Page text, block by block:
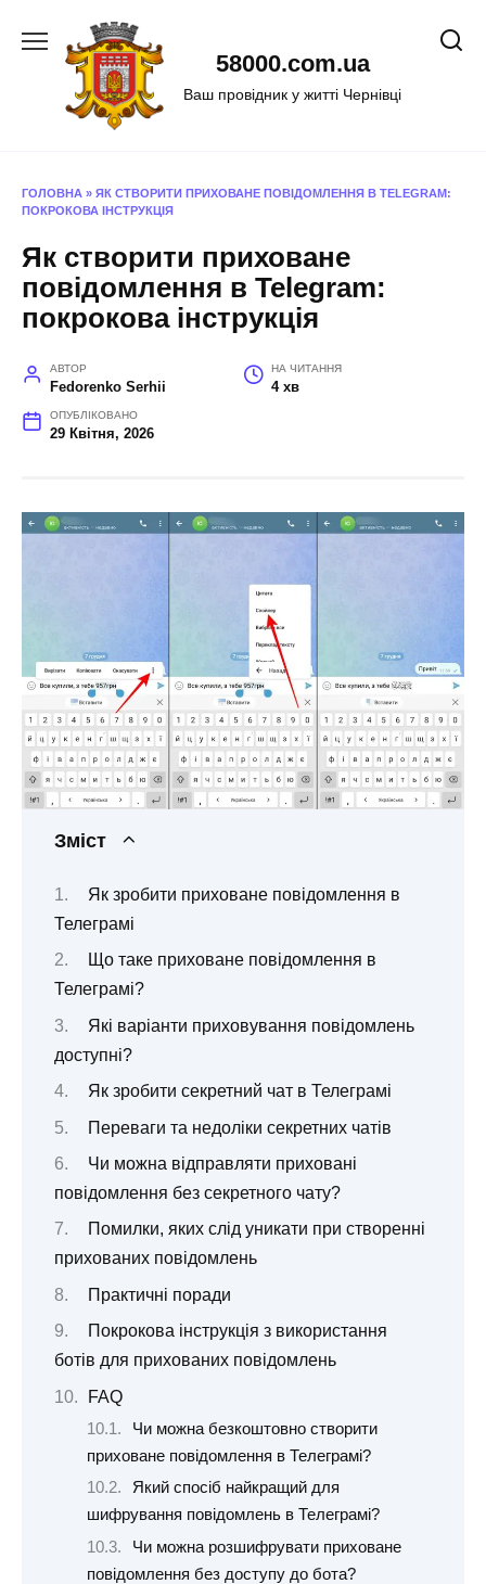
58000.com.ua
Ваш провідник у житті Чернівці
ГОЛОВНА » ЯК СТВОРИТИ ПРИХОВАНЕ ПОВІДОМЛЕННЯ В TELEGRAM:
ПОКРОКОВА ІНСТРУКЦІЯ
Як створити приховане
повідомлення в Telegram:
покрокова інструкція
АВТОР
Fedorenko Serhii
НА ЧИТАННЯ
4 хв
ОПУБЛІКОВАНО
29 Квітня, 2026
Зміст
Як зробити приховане повідомлення в
Телеграмі
Що таке приховане повідомлення в
Телеграмі?
Які варіанти приховування повідомлень
доступні?
Як зробити секретний чат в Телеграмі
Переваги та недоліки секретних чатів
Чи можна відправляти приховані
повідомлення без секретного чату?
Помилки, яких слід уникати при створенні
прихованих повідомлень
Практичні поради
Покрокова інструкція з використання
ботів для прихованих повідомлень
FAQ
Чи можна безкоштовно створити
приховане повідомлення в Телеграмі?
Який спосіб найкращий для
шифрування повідомлень в Телеграмі?
Чи можна розшифрувати приховане
повідомлення без доступу до бота?